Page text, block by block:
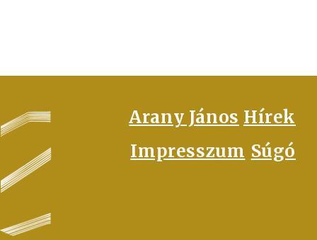
FOOTER
Arany János Hírek
Impresszum Súgó